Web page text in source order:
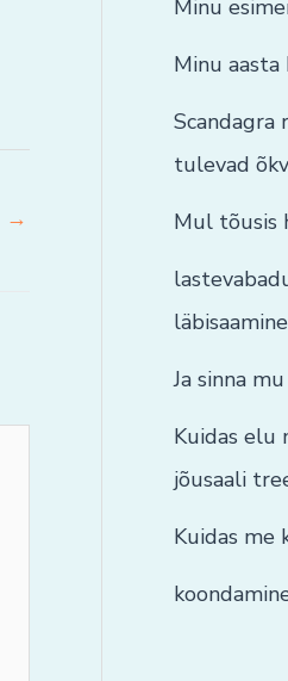
→
Minu
Minu
Scandagra
tulevad
Mul tõusis
läbisaamine
Ja sinna
Kuidas elu
jõusaali
Kuidas me